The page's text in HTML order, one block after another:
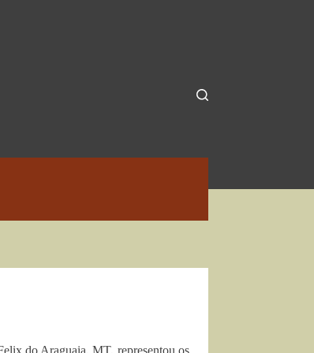
do Araguaia, MT, representou os